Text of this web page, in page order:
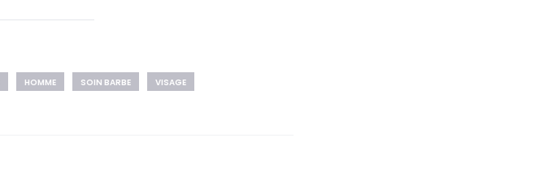
HOMME SOIN BARBE VISAGE